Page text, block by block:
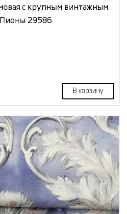
с крупным винтажным
29586
В корзину